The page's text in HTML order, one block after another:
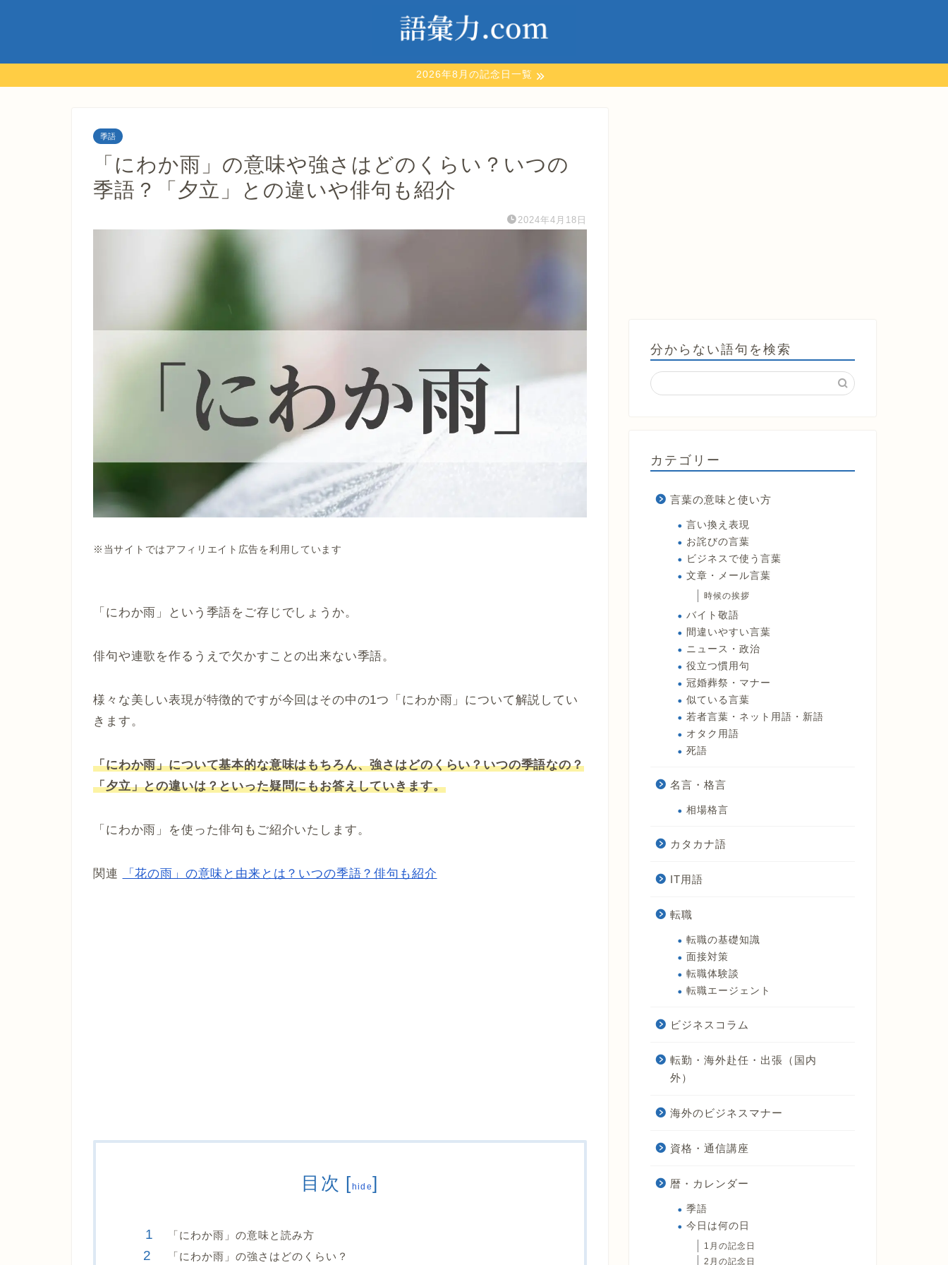
2026年8月の記念日一覧
季語
「にわか雨」の意味や強さはどのくらい？いつの
季語？「夕立」との違いや俳句も紹介
2024年4月18日
※当サイトではアフィリエイト広告を利用しています
「にわか雨」という季語をご存じでしょうか。
俳句や連歌を作るうえで欠かすことの出来ない季語。
様々な美しい表現が特徴的ですが今回はその中の1つ「にわか雨」について解説してい
きます。
「にわか雨」について基本的な意味はもちろん、強さはどのくらい？いつの季語なの？
「夕立」との違いは？といった疑問にもお答えしていきます。
「にわか雨」を使った俳句もご紹介いたします。
関連 「花の雨」の意味と由来とは？いつの季語？俳句も紹介
目次 [hide]
「にわか雨」の意味と読み方
「にわか雨」の強さはどのくらい？
分からない語句を検索
カテゴリー
言葉の意味と使い方
言い換え表現
お詫びの言葉
ビジネスで使う言葉
文章・メール言葉
時候の挨拶
バイト敬語
間違いやすい言葉
ニュース・政治
役立つ慣用句
冠婚葬祭・マナー
似ている言葉
若者言葉・ネット用語・新語
オタク用語
死語
名言・格言
相場格言
カタカナ語
IT用語
転職
転職の基礎知識
面接対策
転職体験談
転職エージェント
ビジネスコラム
転勤・海外赴任・出張（国内
外）
海外のビジネスマナー
資格・通信講座
暦・カレンダー
季語
今日は何の日
1月の記念日
2月の記念日